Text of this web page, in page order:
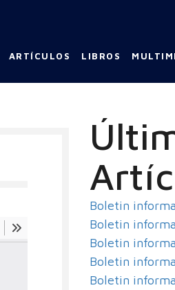
ARTÍCULOS LIBROS
Boletin
Boletin
Boletin
Boletin
Boletin